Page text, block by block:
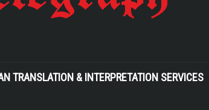
TRANSLATION & INTERPRETATION SERVICES